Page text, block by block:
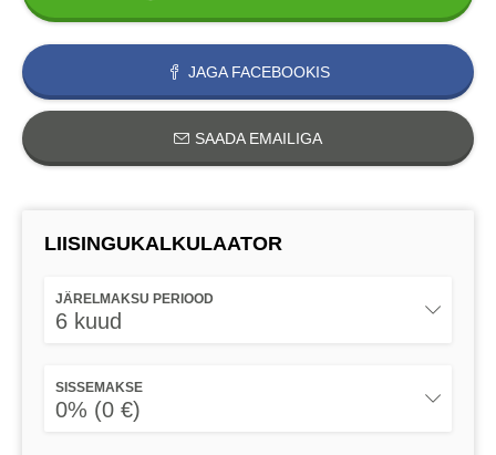
JAGA FACEBOOKIS
SAADA EMAILIGA
LIISINGUKALKULAATOR
JÄRELMAKSU PERIOOD
6 kuud
SISSEMAKSE
0% (0 €)